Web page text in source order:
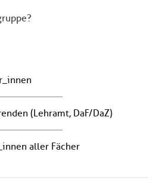
(Lehramt, DaF/DaZ)
aller Fächer